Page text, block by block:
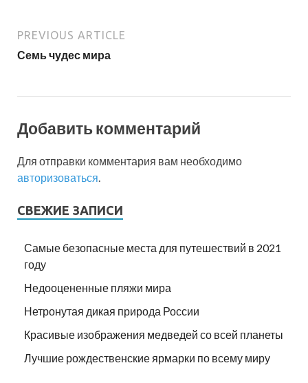
PREVIOUS ARTICLE
Семь чудес мира
Добавить комментарий
Для отправки комментария вам необходимо
авторизоваться
СВЕЖИЕ ЗАПИСИ
Самые безопасные места для путешествий в 2021
году
Недооцененные пляжи мира
Нетронутая дикая природа России
Красивые изображения медведей со всей планеты
Лучшие рождественские ярмарки по всему миру